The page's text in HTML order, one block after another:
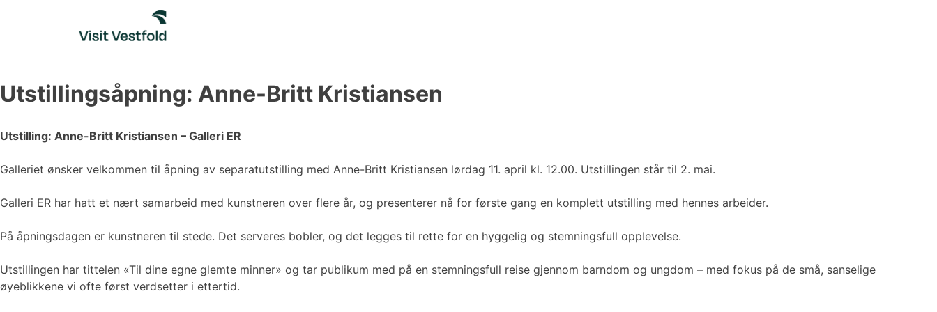
Utstillingsåpning: Anne-Britt Kristiansen
Utstilling: Anne-Britt Kristiansen – Galleri ER
Galleriet ønsker velkommen til åpning av separatutstilling med Anne-Britt Kristiansen lørdag 11. april kl. 12.00. Utstillingen står til 2. mai.
Galleri ER har hatt et nært samarbeid med kunstneren over flere år, og presenterer nå for første gang en komplett utstilling med hennes arbeider.
På åpningsdagen er kunstneren til stede. Det serveres bobler, og det legges til rette for en hyggelig og stemningsfull opplevelse.
Utstillingen har tittelen «Til dine egne glemte minner» og tar publikum med på en stemningsfull reise gjennom barndom og ungdom – med fokus på de små, sanselige
øyeblikkene vi ofte først verdsetter i ettertid.